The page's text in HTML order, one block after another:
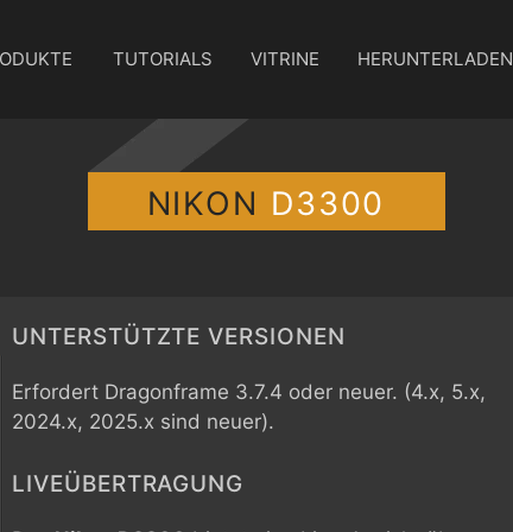
TUTORIALS VITRINE HERUNTERLADEN
NIKON D3300
UNTERSTÜTZTE VERSIONEN
Erfordert Dragonframe 3.7.4 oder neuer. (4.x, 5.x,
2024.x, 2025.x sind neuer).
LIVEÜBERTRAGUNG